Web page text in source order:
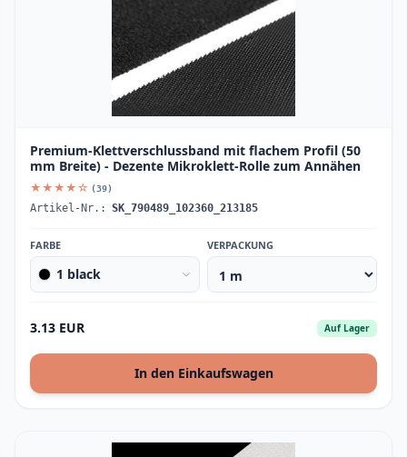
Premium-Klettverschlussband mit flachem Profil (50
mm Breite) - Dezente Mikroklett-Rolle zum Annähen
★★★★☆ (39)
Artikel-Nr.: SK_790489_102360_213185
FARBE
1 black
VERPACKUNG
3.13 EUR Auf Lager
In den Einkaufswagen